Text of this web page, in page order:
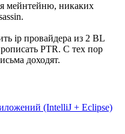
мейнтейню, никаких
ip провайдера из 2 BL
PTR. С тех пор
доходят.
(IntelliJ + Eclipse)